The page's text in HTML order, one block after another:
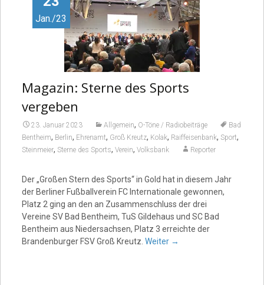
Jan./23
Magazin: Sterne des Sports
vergeben
23. Januar 2023 Allgemein, O-Töne / Radiobeiträge
Bad
Bentheim, Berlin, Ehrenamt, Groß Kreutz, Kolak, Raiffeisenbank, Sport,
Steinmeier, Sterne des Sports, Verein, Volksbank Reporter
Der „Großen Stern des Sports“ in Gold hat in diesem Jahr
der Berliner Fußballverein FC Internationale gewonnen,
Platz 2 ging an den an Zusammenschluss der drei
Vereine SV Bad Bentheim, TuS Gildehaus und SC Bad
Bentheim aus Niedersachsen, Platz 3 erreichte der
Brandenburger FSV Groß Kreutz. Weiter →